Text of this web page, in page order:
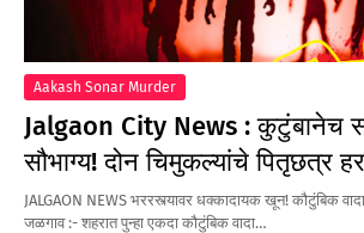
Aakash Sonar Murder
Jalgaon City News : कुटुंबानेच
सौभाग्य! दोन चिमुकल्यांचे पितृछत्र
JALGAON NEWS भररस्त्यावर धक्कादायक खून! कौटुंबिक
जळगाव :- शहरात पुन्हा एकदा कौटुंबिक वादा…